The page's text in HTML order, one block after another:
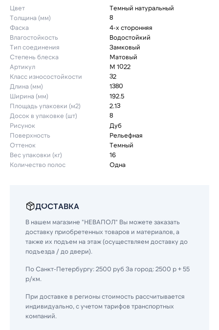
Цвет
Темный натуральный
Толщина (мм)
8
Фаска
4-х сторонняя
Влагостойкость
Водостойкий
Тип соединения
Замковый
Степень блеска
Матовый
Артикул
М 1022
Класс износостойкости
32
Длина (мм)
1380
Ширина (мм)
192.5
Площадь упаковки (м2)
2.13
Досок в упаковке (шт)
8
Рисунок
Дуб
Поверхность
Рельефная
Оттенок
Темный
Вес упаковки (кг)
16
Количество полос
Одна
ДОСТАВКА
В нашем магазине "НЕВАПОЛ" Вы можете заказать
доставку приобретенных товаров и материалов, а
также их подъем на этаж (осуществляем доставку до
подъезда / до двери).
По Санкт-Петербургу: 2500 руб За город: 2500 р + 55
р/км.
При доставке в регионы стоимость рассчитывается
индивидуально, с учетом тарифов транспортных
компаний.